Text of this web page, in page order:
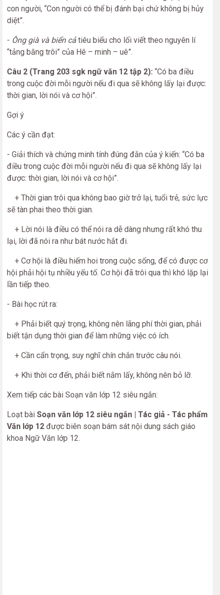
con người, “Con người có thể bị đánh bại chứ không bị hủy
diệt”.
- Ông già và biển cảtiêu biểu cho lối viết theo nguyên lí
“tảng băng trôi” của Hê – minh – uê”.
Câu 2 (Trang 203 sgk ngữ văn 12 tập 2): “Có ba điều
trong cuộc đời mỗi người nếu đi qua sẽ không lấy lại được:
thời gian, lời nói và cơ hội”.
Gợi ý
Các ý cần đạt:
- Giải thích và chứng minh tính đúng đắn của ý kiến: “Có ba
điều trong cuộc đời mỗi người nếu đi qua sẽ không lấy lại
được: thời gian, lời nói và cơ hội”.
+ Thời gian trôi qua không bao giờ trở lại, tuổi trẻ, sức lực
sẽ tàn phai theo thời gian.
+ Lời nói là điều có thể nói ra dễ dàng nhưng rất khó thu
lại, lời đã nói ra như bát nước hắt đi.
+ Cơ hội là điều hiếm hoi trong cuộc sống, để có được cơ
hội phải hội tụ nhiều yếu tố. Cơ hội đã trôi qua thì khó lặp lại
lần tiếp theo.
- Bài học rút ra:
+ Phải biết quý trọng, không nên lãng phí thời gian, phải
biết tận dụng thời gian để làm những việc có ích.
+ Cần cẩn trọng, suy nghĩ chín chắn trước câu nói.
+ Khi thời cơ đến, phải biết nắm lấy, không nên bỏ lỡ.
Xem tiếp các bài Soạn văn lớp 12 siêu ngắn:
Loạt bài Soạn văn lớp 12 siêu ngắn | Tác giả - Tác phẩm
Văn lớp 12 được biên soạn bám sát nội dung sách giáo
khoa Ngữ Văn lớp 12.